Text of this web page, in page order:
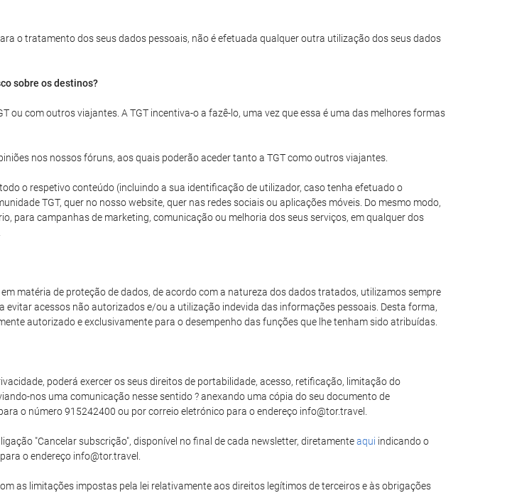
o tratamento dos seus dados pessoais, não é efetuada qualquer outra utilização dos seus dados
sobre os destinos?
com outros viajantes. A TGT incentiva-o a fazê-lo, uma vez que essa é uma das melhores formas
nos nossos fóruns, aos quais poderão aceder tanto a TGT como outros viajantes.
o respetivo conteúdo (incluindo a sua identificação de utilizador, caso tenha efetuado o
TGT, quer no nosso website, quer nas redes sociais ou aplicações móveis. Do mesmo modo,
para campanhas de marketing, comunicação ou melhoria dos seus serviços, em qualquer dos
matéria de proteção de dados, de acordo com a natureza dos dados tratados, utilizamos sempre
acessos não autorizados e/ou a utilização indevida das informações pessoais. Desta forma,
autorizado e exclusivamente para o desempenho das funções que lhe tenham sido atribuídas.
poderá exercer os seus direitos de portabilidade, acesso, retificação, limitação do
nos uma comunicação nesse sentido ? anexando uma cópia do seu documento de
o número 915242400 ou por correio eletrónico para o endereço info@tor.travel.
"Cancelar subscrição", disponível no final de cada newsletter, diretamenteaqui indicando o
o endereço info@tor.travel.
as limitações impostas pela lei relativamente aos direitos legítimos de terceiros e às obrigações